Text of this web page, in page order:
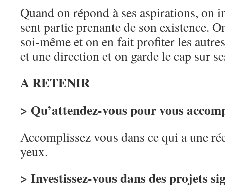
Quand on répond à ses aspirations, on
sent partie prenante de son existence.
soi-même et on en fait profiter les
et une direction et on garde le cap sur
A RETENIR
> Qu’attendez-vous pour vous
Accomplissez vous dans ce qui a une
yeux.
> Investissez-vous dans des projets